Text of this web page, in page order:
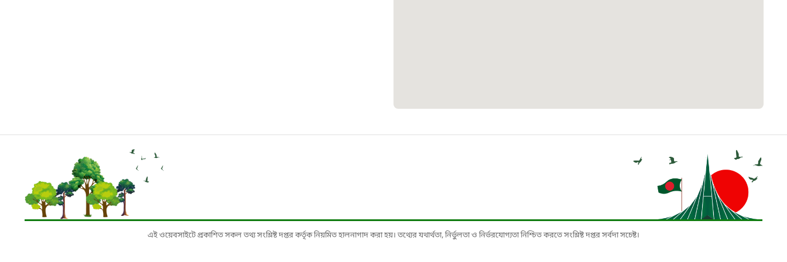
১৬১০৯
বাংলাদেশ কর্মচারী কল্যাণ বোর্ড হটলাইন
০১৯০৮৮৮৮৮৮৮
১৬১১৩
এই ওয়েবসাইটে প্রকাশিত সকল তথ্য সংশ্লিষ্ট দপ্তর কর্তৃক নিয়মিত হালনাগাদ করা হয়। তথ্যের যথার্থতা, নির্ভুলতা ও নির্ভরযোগ্যতা নিশ্চিত করতে সংশ্লিষ্ট দপ্তর সর্বদা সচেষ্ট।